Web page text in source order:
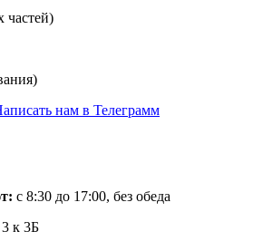
частей)
нам в Телеграмм
с 8:30 до 17:00, без обеда
к 3Б